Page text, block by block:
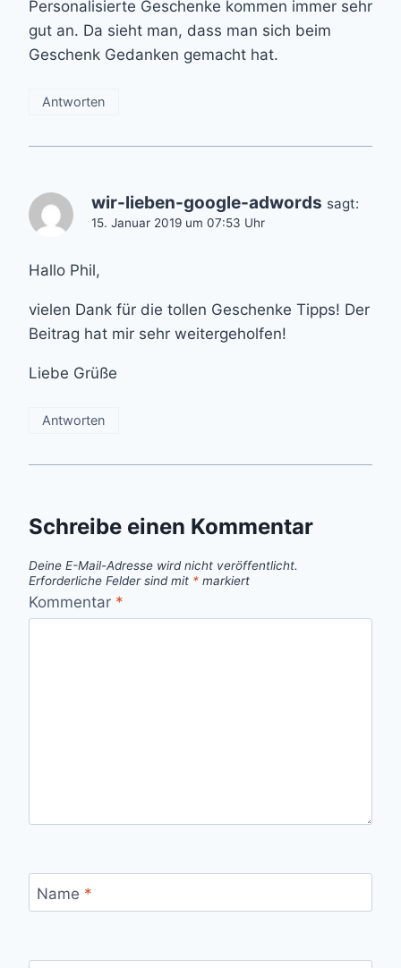
Personalisierte Geschenke kommen immer sehr
gut an. Da sieht man, dass man sich beim
Geschenk Gedanken gemacht hat.
Antworten
wir-lieben-google-adwords sagt:
15. Januar 2019 um 07:53 Uhr
Hallo Phil,
vielen Dank für die tollen Geschenke Tipps! Der
Beitrag hat mir sehr weitergeholfen!
Liebe Grüße
Antworten
Schreibe einen Kommentar
Deine E-Mail-Adresse wird nicht veröffentlicht.
Erforderliche Felder sind mit * markiert
Kommentar *
Name *